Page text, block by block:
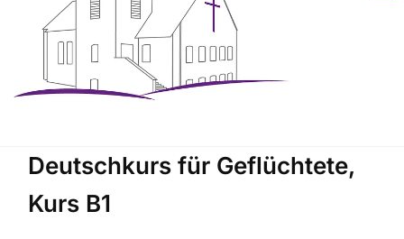
Deutschkurs für Geflüchtete,
Kurs B1